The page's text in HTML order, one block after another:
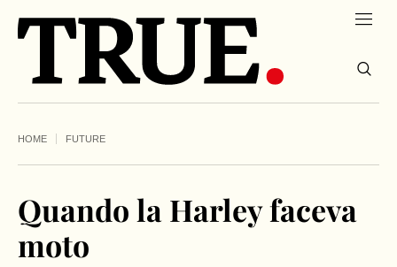
HOME FUTURE
Quando la Harley faceva
moto